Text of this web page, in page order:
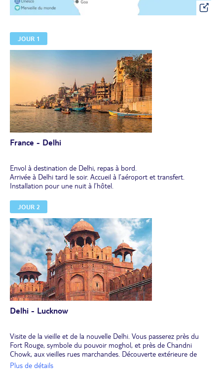
JOUR 1
France - Delhi
Envol à destination de Delhi, repas à bord.
Arrivée à Delhi tard le soir. Accueil à l’aéroport et transfert.
Installation pour une nuit à l’hôtel.
JOUR 2
Delhi - Lucknow
Visite de la vieille et de la nouvelle Delhi. Vous passerez près du
Fort Rouge, symbole du pouvoir moghol, et près de Chandni
Chowk, aux vieilles rues marchandes. Découverte extérieure de
Jama Masjid, plus grande mosquée de l’Inde. Au retour, visite de
Plus de détails